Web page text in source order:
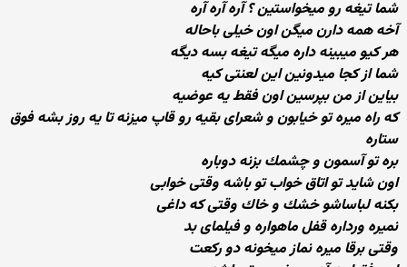
شما تیغه رو میخواستین ؟ آره آره آره
آخه همه دارن میگن اون خیلی باحاله
هر كیو میبینه داره میگه تیغه بسه دیگه
شما از كجا میدونین این لعنتی كیه
بیاین از من بپرسین اون فقط یه عوضیه
كه راه میره تو خیابون و شعرای بقیه رو قاپ میزنه تا یه روز بشه فوق
ستاره
بره تو آسمون و چشمك بزنه دوباره
اون شاید تو اتاق خواب تو باشه وقتی خوابی
بكنه لباساشو خشك و خاك وقتی كه داغی
نمیره ورداره قفل ماهواره و فیلمای بد
وقتی برقا میره نماز میخونه دو ركعت